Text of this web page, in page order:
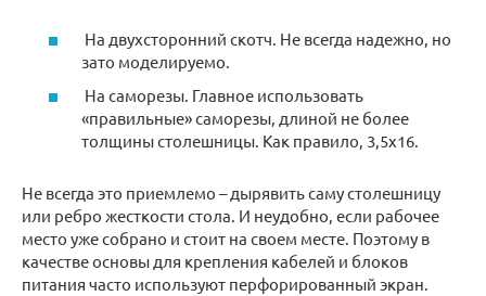
На двухсторонний скотч. Не всегда надежно, но
зато моделируемо.
На саморезы. Главное использовать
«правильные» саморезы, длиной не более
толщины столешницы. Как правило, 3,5х16.
Не всегда это приемлемо – дырявить саму столешницу
или ребро жесткости стола. И неудобно, если рабочее
место уже собрано и стоит на своем месте. Поэтому в
качестве основы для крепления кабелей и блоков
питания часто используют перфорированный экран.